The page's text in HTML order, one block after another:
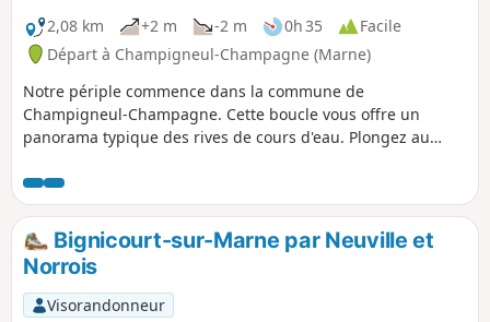
2,08 km
+2 m -2 m 0h 35
Facile
Départ à Champigneul-Champagne (Marne)
Notre périple commence dans la commune de
Champigneul-Champagne. Cette boucle vous offre un
panorama typique des rives de cours d'eau. Plongez au
doux bruissement des feuilles au gré du vent, et le
murmure apaisant de l'eau qui s'écoule. En période estivale,
ouvrez grands les yeux, car vous pourriez avoir la chance
d'apercevoir le troglodyte mignon, un petit passereau
évoluant gracieusement entre les ripisylves.
Bignicourt-sur-Marne par Neuville et
Norrois
Visorandonneur